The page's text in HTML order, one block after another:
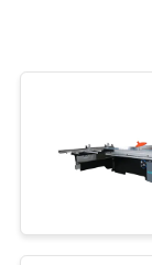
MAPPA
POLICY